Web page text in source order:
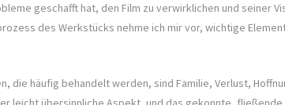
geschafft hat, den Film zu verwirklichen und seiner
des Werkstücks nehme ich mir vor, wichtige
die häufig behandelt werden, sind Familie, Verlust,